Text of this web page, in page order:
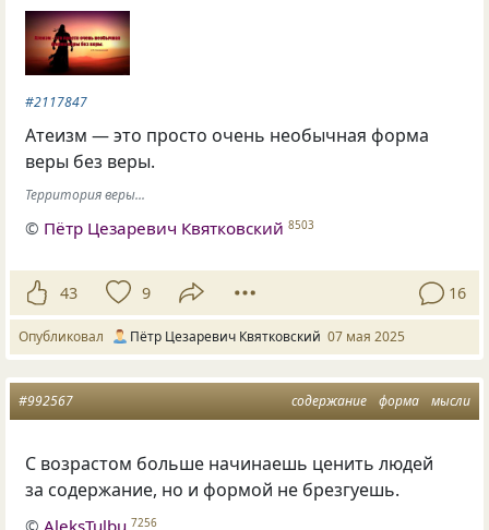
#2117847
Атеизм — это просто очень необычная форма
веры без веры.
Территория веры...
© Пётр Цезаревич Квятковский 8503
43 9 16
Опубликовал Пётр Цезаревич Квятковский 07 мая 2025
содержание форма мысли
#992567
С возрастом больше начинаешь ценить людей
за содержание, но и формой не брезгуешь.
© AleksTulbu 7256